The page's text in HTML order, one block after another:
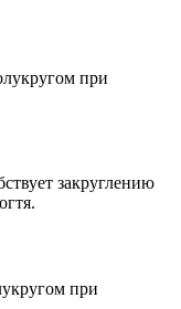
при
закруглению
при